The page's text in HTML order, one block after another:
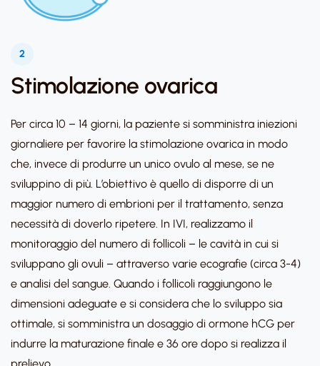
2
Stimolazione ovarica
Per circa 10 – 14 giorni, la paziente si somministra iniezioni
giornaliere per favorire la stimolazione ovarica in modo
che, invece di produrre un unico ovulo al mese, se ne
sviluppino di più. L’obiettivo è quello di disporre di un
maggior numero di embrioni per il trattamento, senza
necessità di doverlo ripetere. In IVI, realizzamo il
monitoraggio del numero di follicoli – le cavità in cui si
sviluppano gli ovuli – attraverso varie ecografie (circa 3-4)
e analisi del sangue. Quando i follicoli raggiungono le
dimensioni adeguate e si considera che lo sviluppo sia
ottimale, si somministra un dosaggio di ormone hCG per
indurre la maturazione finale e 36 ore dopo si realizza il